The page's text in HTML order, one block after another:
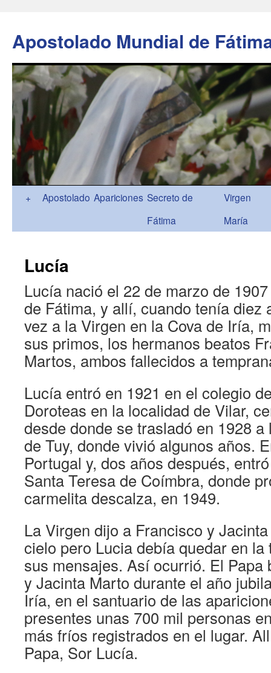
Apostolado Mundial de
+ Apostolado Apariciones Secreto de
Fátima
Virgen
María
Lucía
Lucía nació el 22 de marzo de
de Fátima, y allí, cuando tenía diez
vez a la Virgen en la Cova de Iría,
sus primos, los hermanos beatos
Martos, ambos fallecidos a
Lucía entró en 1921 en el colegio
Doroteas en la localidad de Vilar,
desde donde se trasladó en 1928
de Tuy, donde vivió algunos años.
Portugal y, dos años después,
Santa Teresa de Coímbra, donde
carmelita descalza, en 1949.
La Virgen dijo a Francisco y
cielo pero Lucia debía quedar en
sus mensajes. Así ocurrió. El Papa
y Jacinta Marto durante el año
Iría, en el santuario de las
presentes unas 700 mil personas
más fríos registrados en el lugar.
Papa, Sor Lucía.